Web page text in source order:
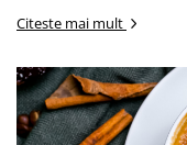
Cafea de specialitate
Cafea Etiopia
Cafea Columbia
Cafea Brazilia
Citeste mai mult